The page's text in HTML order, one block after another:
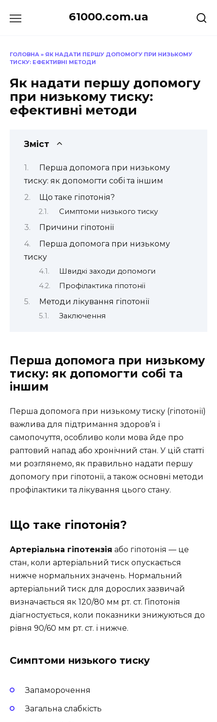
до
61000.com.ua
ГОЛОВНА » ЯК НАДАТИ ПЕРШУ ДОПОМОГУ ПРИ НИЗЬКОМУ
ТИСКУ: ЕФЕКТИВНІ МЕТОДИ
Як надати першу допомогу
при низькому тиску:
ефективні методи
Зміст
Перша допомога при низькому
тиску: як допомогти собі та іншим
Що таке гіпотонія?
Симптоми низького тиску
Причини гіпотонії
Перша допомога при низькому
тиску
Швидкі заходи допомоги
Профілактика гіпотонії
Методи лікування гіпотонії
Заключення
Перша допомога при низькому
тиску: як допомогти собі та
іншим
Перша допомога при низькому тиску (гіпотонії)
важлива для підтримання здоров’я і
самопочуття, особливо коли мова йде про
раптовий напад або хронічний стан. У цій статті
ми розглянемо, як правильно надати першу
допомогу при гіпотонії, а також основні методи
профілактики та лікування цього стану.
Що таке гіпотонія?
Артеріальна гіпотензія або гіпотонія — це
стан, коли артеріальний тиск опускається
нижче нормальних значень. Нормальний
артеріальний тиск для дорослих зазвичай
визначається як 120/80 мм рт. ст. Гіпотонія
діагностується, коли показники знижуються до
рівня 90/60 мм рт. ст. і нижче.
Симптоми низького тиску
Запаморочення
Загальна слабкість